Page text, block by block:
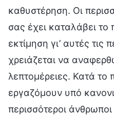
καθυστέρηση. Οι
σας έχει καταλάβει το
εκτίμηση γι’ αυτές τις
χρειάζεται να
λεπτομέρειες. Κατά το
εργαζόμουν υπό
περισσότεροι